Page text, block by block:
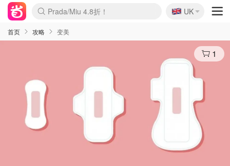
麦卢卡蜂蜜夏促！个位数！
Prada/Miu 4.8折！
啥？必胜客披萨5折！
🇬🇧
UK
首页 攻略 变美
1